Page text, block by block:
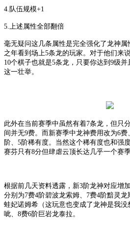
4.队伍规模+1
5.上述属性全部翻倍
毫无疑问这几条属性是完全强化了龙神
之年看到场上5条龙的玩家。对于他们来
10个棋子也就是5条龙，只要你达到9级
这一壮举。
此外在当前赛季中虽然有着7条龙，但只
间并无9费。而新赛季中龙神费用改为6费
阶、5阶稀有度。当然这个稀有度也和强
赛芬只有8分但肆虐云顶长达几乎一个赛季
根据前几天资料透露，新3阶龙神对应增
分别为7费4阶碧波龙索姆、7费4阶黯灵
蛙妃诺姆希（这玩意也变成了龙神是我
呲、8费6阶巨岩龙泰拉。